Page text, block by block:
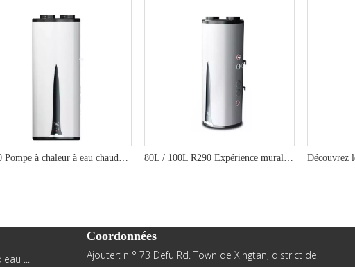
R290 Pompe à chaleur à eau chaude murale R290 - conception verticale, sortie de 75 ° C, A + Efficacité énergétique 80L / 100L R290 Expérience murale domestique
...
Coordonnées
Ajouter: n ° 73 Defu Rd. Town de Xingtan, district de